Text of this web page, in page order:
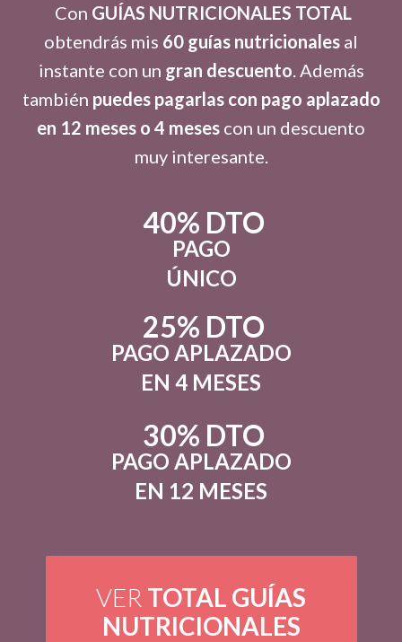
Con GUÍAS NUTRICIONALES TOTAL
obtendrás mis 60 guías nutricionales al
instante con un gran descuento . Además
también puedes pagarlas con pago aplazado
en 12 meses o 4 meses con un descuento
muy interesante.
40% DTO
PAGO
ÚNICO
25% DTO
PAGO APLAZADO
EN 4 MESES
30% DTO
PAGO APLAZADO
EN 12 MESES
VER TOTAL GUÍAS
NUTRICIONALES